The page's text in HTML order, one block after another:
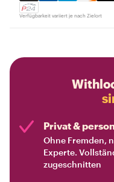
Verfügbarkeit variiert je nach Zielort
Privat &
Ohne Fremden,
Experte.
zugeschnitten